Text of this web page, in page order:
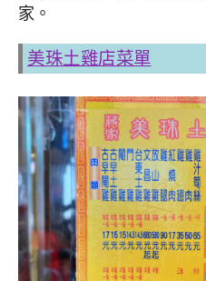
家。
美珠土雞店菜單